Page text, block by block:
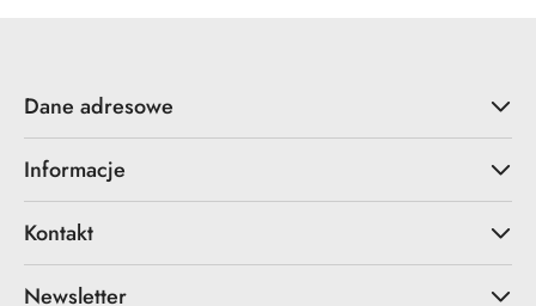
Dane adresowe
Informacje
Kontakt
Newsletter